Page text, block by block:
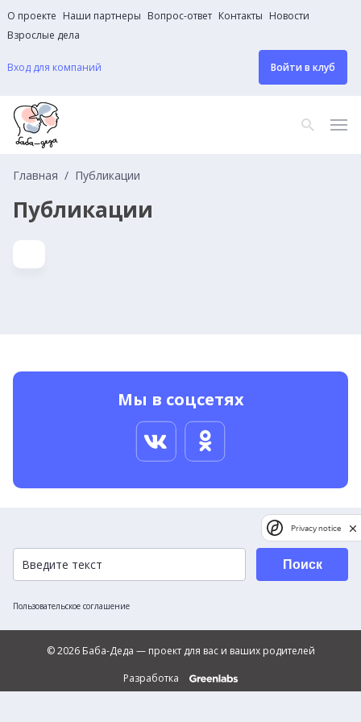
О проекте Наши партнеры Вопрос-ответ Контакты Новости
Взрослые дела
Вход для компаний Войти в клуб
Главная Публикации
Публикации
Мы в соцсетях
Пользовательское соглашение
Поиск
© 2026 Баба-Деда — проект для вас и ваших родителей
Разработка
Privacy notice